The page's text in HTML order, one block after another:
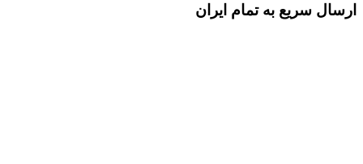
ارسال سریع به تمام ایران